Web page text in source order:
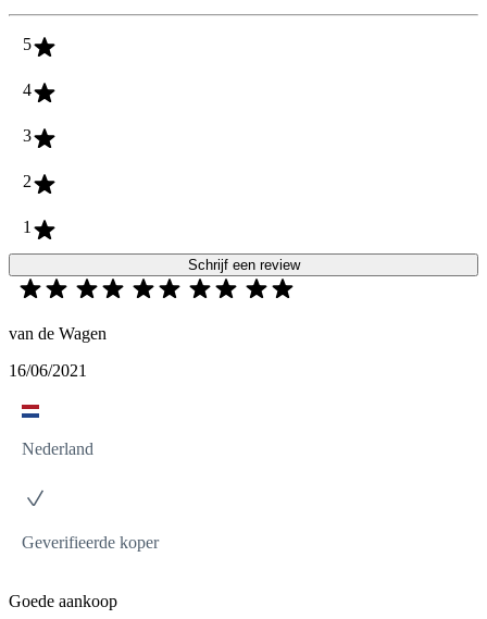
5
4
3
2
1
Schrijf een review
van de Wagen
16/06/2021
Nederland
Geverifieerde koper
Goede aankoop